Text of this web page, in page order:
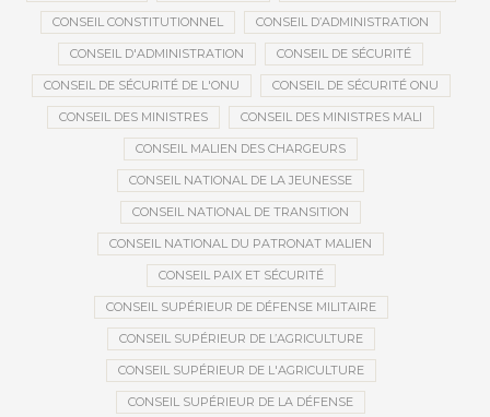
CONSEIL CONSTITUTIONNEL CONSEIL D’ADMINISTRATION
CONSEIL D'ADMINISTRATION CONSEIL DE SÉCURITÉ
CONSEIL DE SÉCURITÉ DE L'ONU CONSEIL DE SÉCURITÉ ONU
CONSEIL DES MINISTRES CONSEIL DES MINISTRES MALI
CONSEIL MALIEN DES CHARGEURS
CONSEIL NATIONAL DE LA JEUNESSE
CONSEIL NATIONAL DE TRANSITION
CONSEIL NATIONAL DU PATRONAT MALIEN
CONSEIL PAIX ET SÉCURITÉ
CONSEIL SUPÉRIEUR DE DÉFENSE MILITAIRE
CONSEIL SUPÉRIEUR DE L’AGRICULTURE
CONSEIL SUPÉRIEUR DE L'AGRICULTURE
CONSEIL SUPÉRIEUR DE LA DÉFENSE